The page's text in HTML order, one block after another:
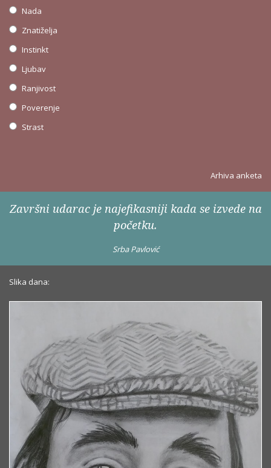
Nada
Znatiželja
Instinkt
Ljubav
Ranjivost
Poverenje
Strast
Arhiva anketa
Završni udarac je najefikasniji kada se izvede na
početku.
Srba Pavlović
Slika dana: